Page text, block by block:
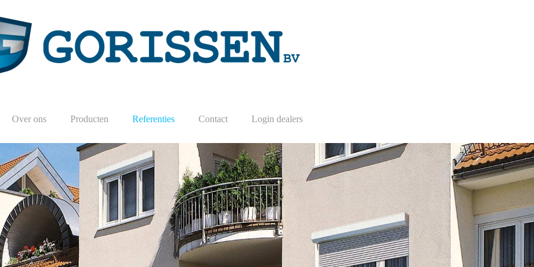
Over ons Producten Referenties Contact Login dealers
Reeds 50 jaar